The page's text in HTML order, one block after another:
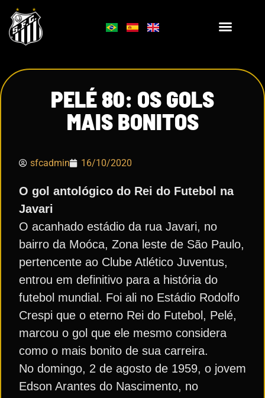
PELÉ 80: OS GOLS
MAIS BONITOS
sfcadmin 16/10/2020
O gol antológico do Rei do Futebol na
Javari
O acanhado estádio da rua Javari, no
bairro da Moóca, Zona leste de São Paulo,
pertencente ao Clube Atlético Juventus,
entrou em definitivo para a história do
futebol mundial. Foi ali no Estádio Rodolfo
Crespi que o eterno Rei do Futebol, Pelé,
marcou o gol que ele mesmo considera
como o mais bonito de sua carreira.
No domingo, 2 de agosto de 1959, o jovem
Edson Arantes do Nascimento, no